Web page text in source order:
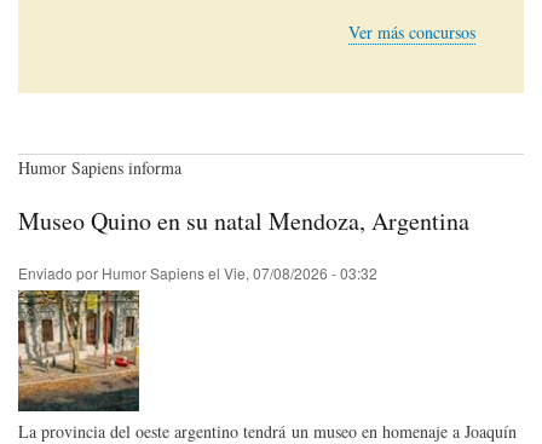
Ver más concursos
Humor Sapiens informa
Museo Quino en su natal Mendoza, Argentina
Enviado por Humor Sapiensel Vie, 07/08/2026 - 03:32
La provincia del oeste argentino tendrá un museo en homenaje a Joaquín